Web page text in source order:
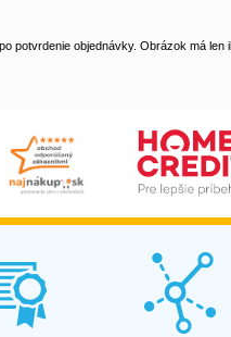
potvrdenie objednávky. Obrázok má len